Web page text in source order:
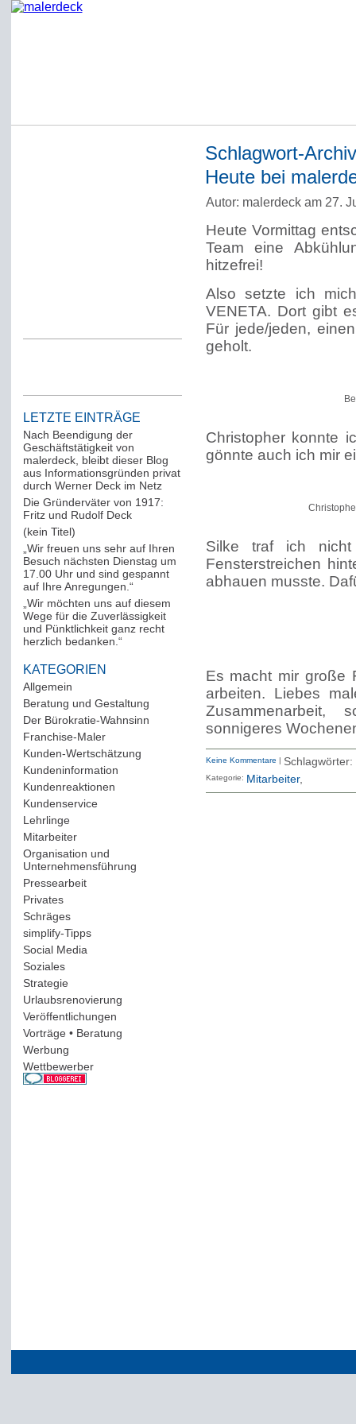
LETZTE EINTRÄGE
Nach Beendigung der
Geschäftstätigkeit von
malerdeck, bleibt dieser Blog
aus Informationsgründen privat
durch Werner Deck im Netz
Die Gründerväter von 1917:
Fritz und Rudolf Deck
(kein Titel)
„Wir freuen uns sehr auf Ihren
Besuch nächsten Dienstag um
17.00 Uhr und sind gespannt
auf Ihre Anregungen.“
„Wir möchten uns auf diesem
Wege für die Zuverlässigkeit
und Pünktlichkeit ganz recht
herzlich bedanken.“
KATEGORIEN
Allgemein
Beratung und Gestaltung
Der Bürokratie-Wahnsinn
Franchise-Maler(42)
Kunden-Wertschätzung
Kundeninformation
Kundenreaktionen
Kundenservice(178)
Lehrlinge(54)
Mitarbeiter(163)
Organisation und
Unternehmensführung
Pressearbeit(12)
Privates(193)
Schräges(161)
simplify-Tipps(123)
Social Media
Soziales(37)
Strategie(220)
Urlaubsrenovierung
Veröffentlichungen
Vorträge • Beratung
Werbung
Wettbewerber(61)
Schlagwort-
Heute bei
Autor: malerdeck am 27.
Heute Vormittag
Team eine
hitzefrei!
Also setzte ich
VENETA. Dort gibt
Für jede/jeden,
geholt.
Christopher konnte
gönnte auch ich mir
Silke traf ich
Fensterstreichen
abhauen musste.
Es macht mir große
arbeiten. Liebes
sonnigeres
Keine Kommentare | Schlagwörter:
Kategorie: Mitarbeiter